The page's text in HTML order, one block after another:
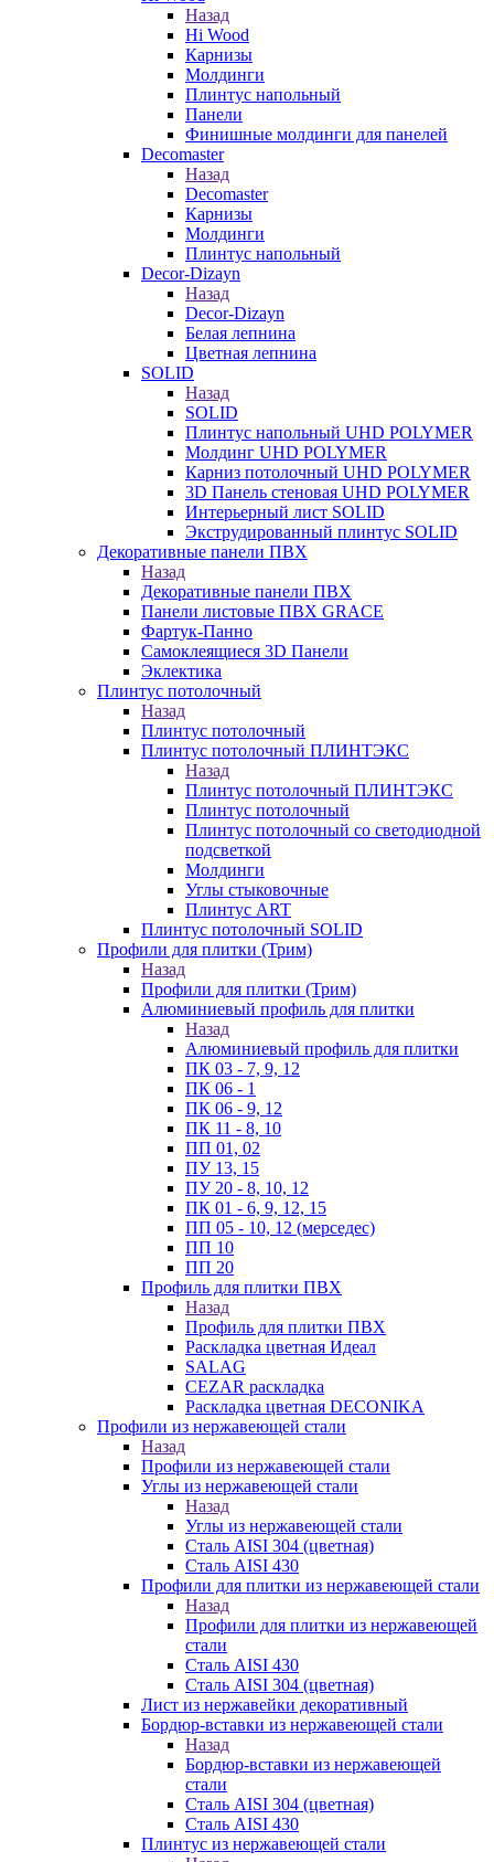
Назад
Hi Wood
Карнизы
Молдинги
Плинтус напольный
Панели
Финишные молдинги для панелей
Decomaster
Назад
Decomaster
Карнизы
Молдинги
Плинтус напольный
Decor-Dizayn
Назад
Decor-Dizayn
Белая лепнина
Цветная лепнина
SOLID
Назад
SOLID
Плинтус напольный UHD POLYMER
Молдинг UHD POLYMER
Карниз потолочный UHD POLYMER
3D Панель стеновая UHD POLYMER
Интерьерный лист SOLID
Экструдированный плинтус SOLID
Декоративные панели ПВХ
Назад
Декоративные панели ПВХ
Панели листовые ПВХ GRACE
Фартук-Панно
Самоклеящиеся 3D Панели
Эклектика
Плинтус потолочный
Назад
Плинтус потолочный
Плинтус потолочный ПЛИНТЭКС
Назад
Плинтус потолочный ПЛИНТЭКС
Плинтус потолочный
Плинтус потолочный со светодиодной
подсветкой
Молдинги
Углы стыковочные
Плинтус ART
Плинтус потолочный SOLID
Профили для плитки (Трим)
Назад
Профили для плитки (Трим)
Алюминиевый профиль для плитки
Назад
Алюминиевый профиль для плитки
ПК 03 - 7, 9, 12
ПК 06 - 1
ПК 06 - 9, 12
ПК 11 - 8, 10
ПП 01, 02
ПУ 13, 15
ПУ 20 - 8, 10, 12
ПК 01 - 6, 9, 12, 15
ПП 05 - 10, 12 (мерседес)
ПП 10
ПП 20
Профиль для плитки ПВХ
Назад
Профиль для плитки ПВХ
Раскладка цветная Идеал
SALAG
CEZAR раскладка
Раскладка цветная DECONIKA
Профили из нержавеющей стали
Назад
Профили из нержавеющей стали
Углы из нержавеющей стали
Назад
Углы из нержавеющей стали
Сталь AISI 304 (цветная)
Сталь AISI 430
Профили для плитки из нержавеющей стали
Назад
Профили для плитки из нержавеющей
стали
Сталь AISI 430
Сталь AISI 304 (цветная)
Лист из нержавейки декоративный
Бордюр-вставки из нержавеющей стали
Назад
Бордюр-вставки из нержавеющей
стали
Сталь AISI 304 (цветная)
Сталь AISI 430
Плинтус из нержавеющей стали